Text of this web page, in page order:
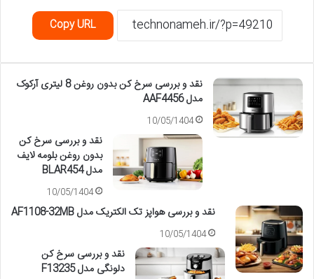
Copy URL
نقد و بررسی سرخ کن بدون روغن 8 لیتری آرکوک
مدل AAF4456
10/05/1404
نقد و بررسی سرخ کن
بدون روغن بلومه لایف
مدل BLAR454
10/05/1404
نقد و بررسی هواپز تک الکتریک مدل AF1108-32MB
10/05/1404
نقد و بررسی سرخ کن
دلونگی مدل F13235